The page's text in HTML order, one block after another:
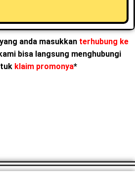
yang anda masukkan terhubung ke
bisa langsung menghubungi
klaim promonya*